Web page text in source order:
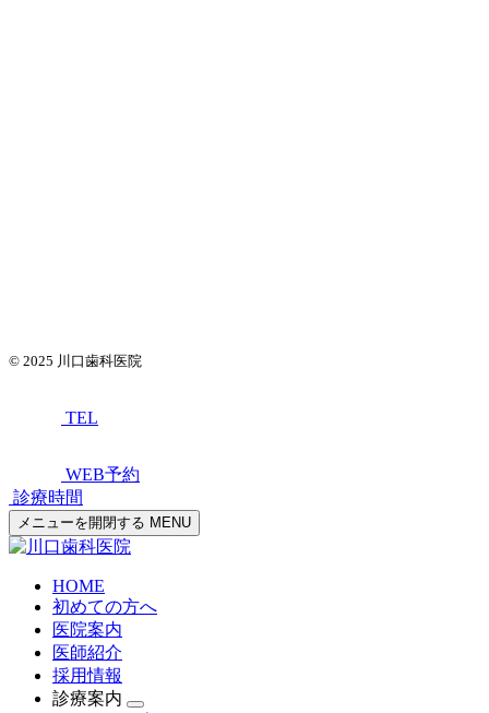
© 2025 川口歯科医院
TEL
WEB予約
診療時間
メニューを開閉する MENU
HOME
初めての方へ
医院案内
医師紹介
採用情報
診療案内